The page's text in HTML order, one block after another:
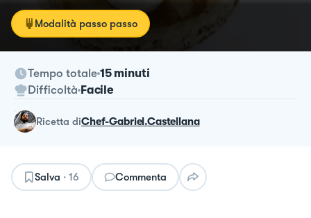
Modalità passo passo
Tempo totale 15 minuti
Difficoltà Facile
ricetta diChef-Gabriel.Castellana
Salva · 16 Commenta